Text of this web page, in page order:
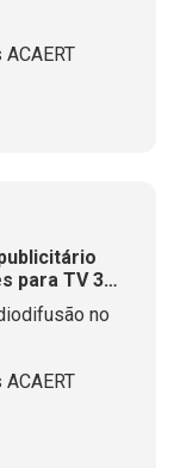
para TV 3.0
no